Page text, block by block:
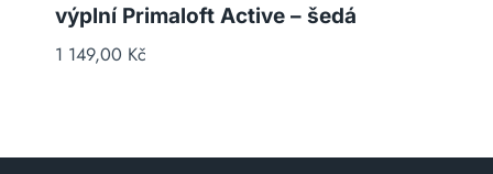
výplní Primaloft Active – šedá
1 149,00 Kč